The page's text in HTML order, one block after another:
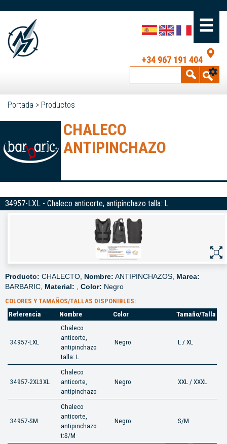
+34 967 191 404
Portada > Productos
CHALECO
ANTIPINCHAZO
34957-LXL - Chaleco anticorte, antipinchazo talla: L
Producto: CHALECTO, Nombre: ANTIPINCHAZOS, Marca:
BARBARIC, Material: Color: Negro
COLORES Y TAMAÑOS/TALLAS DISPONIBLES:
Referencia
Nombre Color Tamaño/Talla
34957-LXL
Chaleco
anticorte,
antipinchazo
talla: L
Negro L / XL
34957-2XL3XL
Chaleco
anticorte,
antipinchazo
Negro XXL / XXXL
34957-SM
Chaleco
anticorte,
antipinchazo
t:S/M
Negro S/M